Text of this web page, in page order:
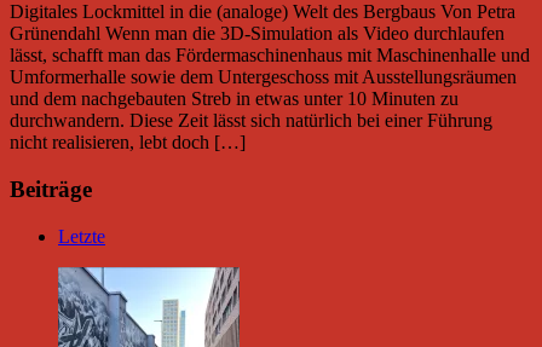
Digitales Lockmittel in die (analoge) Welt des Bergbaus Von Petra
Grünendahl Wenn man die 3D-Simulation als Video durchlaufen
lässt, schafft man das Fördermaschinenhaus mit Maschinenhalle und
Umformerhalle sowie dem Untergeschoss mit Ausstellungsräumen
und dem nachgebauten Streb in etwas unter 10 Minuten zu
durchwandern. Diese Zeit lässt sich natürlich bei einer Führung
nicht realisieren, lebt doch […]
Beiträge
Letzte